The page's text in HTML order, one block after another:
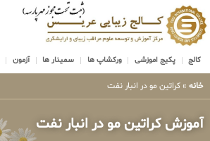
کالج پکیج اموزشی ورکشاپ ها سمینار ها آزمون
خانه » کراتین مو در انبار نفت
آموزش کراتین مو در انبار نفت